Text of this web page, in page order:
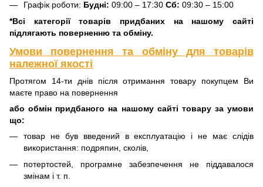
Графік роботи: Будні: 09:00 – 17:30 Сб: 09:30 – 15:00
*Всі категорії товарів придбаних на нашому сайті
підлягають поверненню та обміну.
Умови повернення та обміну для товарів
належної якості
Протягом 14-ти днів після отримання товару покупцем Ви
маєте право на повернення
або обмін придбаного на нашому сайті товару за умови
що:
товар не був введений в експлуатацію і не має слідів
використання: подряпин, сколів,
потертостей, програмне забезпечення не піддавалося
змінам і т. п.